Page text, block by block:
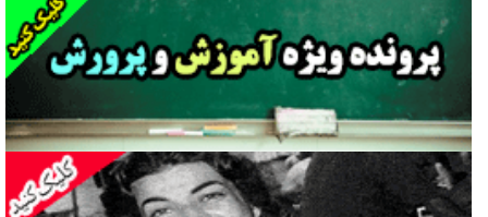
فوتبال و آن «بالا»!
راهبرد غافلگیری با نسل جدید پهپاد‌ها
جنجال پزشکان تقلبی در صنعت زیبایی
یهودی‌ها در ادبیات داستانی اروپا؛ از شکسپیر تا دیکنز
گفت‌وگو با خواهر یکی از شهدای جنگ رمضان/ خواهرم فرمانده جهادی و